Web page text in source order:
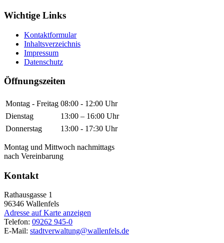
Wichtige Links
Kontaktformular
Inhaltsverzeichnis
Impressum
Datenschutz
Öffnungszeiten
Montag - Freitag 08:00 - 12:00 Uhr
Dienstag
13:00 – 16:00 Uhr
Donnerstag
13:00 - 17:30 Uhr
Montag und Mittwoch nachmittags
nach Vereinbarung
Kontakt
Rathausgasse 1
96346 Wallenfels
Adresse auf Karte anzeigen
Telefon: 09262 945-0
E-Mail: stadtverwaltung@wallenfels.de